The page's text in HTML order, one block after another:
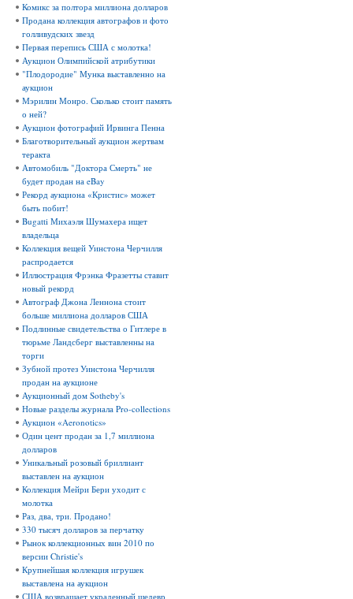
Комикс за полтора миллиона долларов
Продана коллекция автографов и фото
голливудских звезд
Первая перепись США с молотка!
Аукцион Олимпийской атрибутики
"Плодородие" Мунка выставленно на
аукцион
Мэрилин Монро. Сколько стоит память
о ней?
Аукцион фотографий Ирвинга Пенна
Благотворительный аукцион жертвам
теракта
Автомобиль "Доктора Смерть" не
будет продан на eBay
Рекорд аукциона «Кристис» может
быть побит!
Bugatti Михаэля Шумахера ищет
владельца
Коллекция вещей Уинстона Черчилля
распродается
Иллюстрация Фрэнка Фразетты ставит
новый рекорд
Автограф Джона Леннона стоит
больше миллиона долларов США
Подлинные свидетельства о Гитлере в
тюрьме Ландсберг выставленны на
торги
Зубной протез Уинстона Черчилля
продан на аукционе
Аукционный дом Sotheby's
Новые разделы журнала Pro-collections
Аукцион «Aeronotics»
Один цент продан за 1,7 миллиона
долларов
Уникальный розовый бриллиант
выставлен на аукцион
Коллекция Мейри Бери уходит с
молотка
Раз, два, три. Продано!
330 тысяч долларов за перчатку
Рынок коллекционных вин 2010 по
версии Christie's
Крупнейшая коллекция игрушек
выставлена на аукцион
США возвращает украденный шедевр